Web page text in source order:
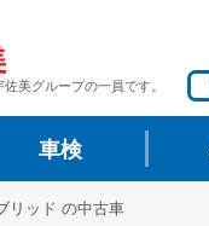
佐美グループの一員です。
車検
リッド の中古車